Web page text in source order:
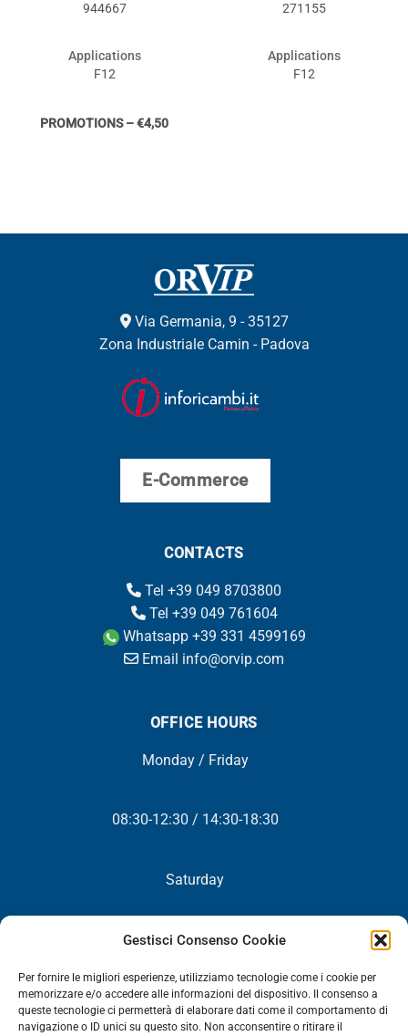
Gestisci Consenso Cookie
Per fornire le migliori esperienze, utilizziamo tecnologie come i cookie per
memorizzare e/o accedere alle informazioni del dispositivo. Il consenso a
queste tecnologie ci permetterà di elaborare dati come il comportamento di
navigazione o ID unici su questo sito. Non acconsentire o ritirare il
944667
Applications
F12
PROMOTIONS – €4,50
271155
Applications
F12
Via Germania, 9 - 35127
Zona Industriale Camin - Padova
E-Commerce
CONTACTS
Tel +39 049 8703800
Tel +39 049 761604
Whatsapp +39 331 4599169
Email info@orvip.com
OFFICE HOURS
Monday / Friday
08:30-12:30 / 14:30-18:30
Saturday
Closed
NEWSLETTER